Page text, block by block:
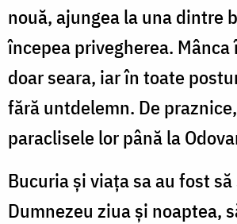
nouă, ajungea la una dintre
începea privegherea. Mânca
doar seara, iar în toate
fără untdelemn. De
paraclisele lor până la
Bucuria și viața sa au fost
Dumnezeu ziua și noaptea,